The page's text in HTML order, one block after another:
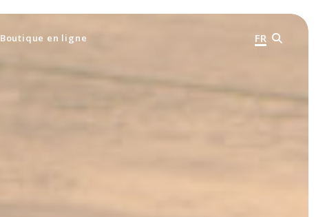
Boutique en ligne FR